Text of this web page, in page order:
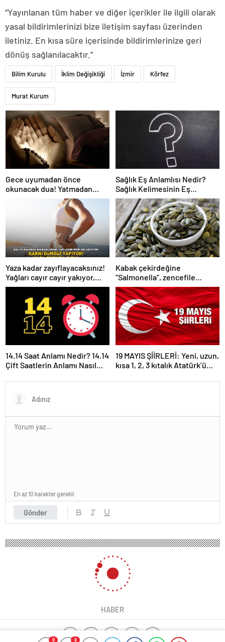
0 0
“Yayınlanan tüm haber ve diğer içerikler ile ilgili olarak
yasal bildirimlerinizi bize iletişim sayfası üzerinden
iletiniz. En kısa süre içerisinde bildirimlerinize geri
dönüş sağlanılacaktır.”
Bilim Kurulu İklim Değişikliği İzmir Körfez
Murat Kurum
Gece uyumadan önce
okunacak dua! Yatmadan
önce okunacak dualar!
Uyumak için hangi dua?
Sağlık Eş Anlamlısı Nedir?
Sağlık Kelimesinin Eş
Anlamlıları Nelerdir?
Yaza kadar zayıflayacaksınız!
Yağları cayır cayır yakıyor,
karnı dümdüz yapıyor! Diyet
kabak çorbası tarifi ve püf
noktaları!
Kabak çekirdeğine
“Salmonella”, zencefile
“Bacillus cereus” nasıl
bulaşıyor?
14.14 Saat Anlamı Nedir? 14.14
Çift Saatlerin Anlamı Nasıl
19 MAYIS ŞİİRLERİ: Yeni, uzun,
kısa 1, 2, 3 kıtalık Atatürk’ü
Bayramı şiirleri…
Gönder
En az 10 karakter gerekli
HABER